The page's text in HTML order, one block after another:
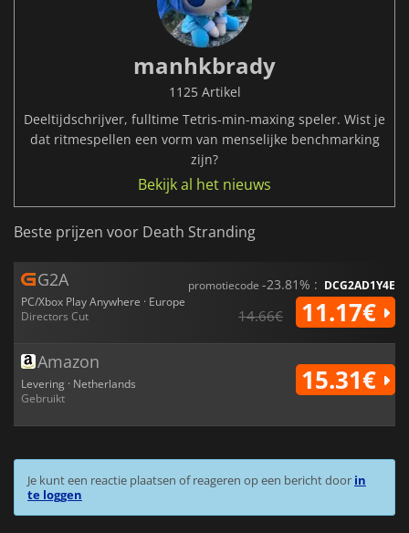
manhkbrady
1125 Artikel
Deeltijdschrijver, fulltime Tetris-min-maxing speler. Wist je
dat ritmespellen een vorm van menselijke benchmarking
zijn?
Bekijk al het nieuws
Beste prijzen voor Death Stranding
G2A
PC/Xbox Play Anywhere · Europe
Directors Cut
promotiecode -23.81% : DCG2AD1Y4E
14.66€ 11.17€
Amazon
Levering · Netherlands
Gebruikt
15.31€
Je kunt een reactie plaatsen of reageren op een bericht door in
te loggen